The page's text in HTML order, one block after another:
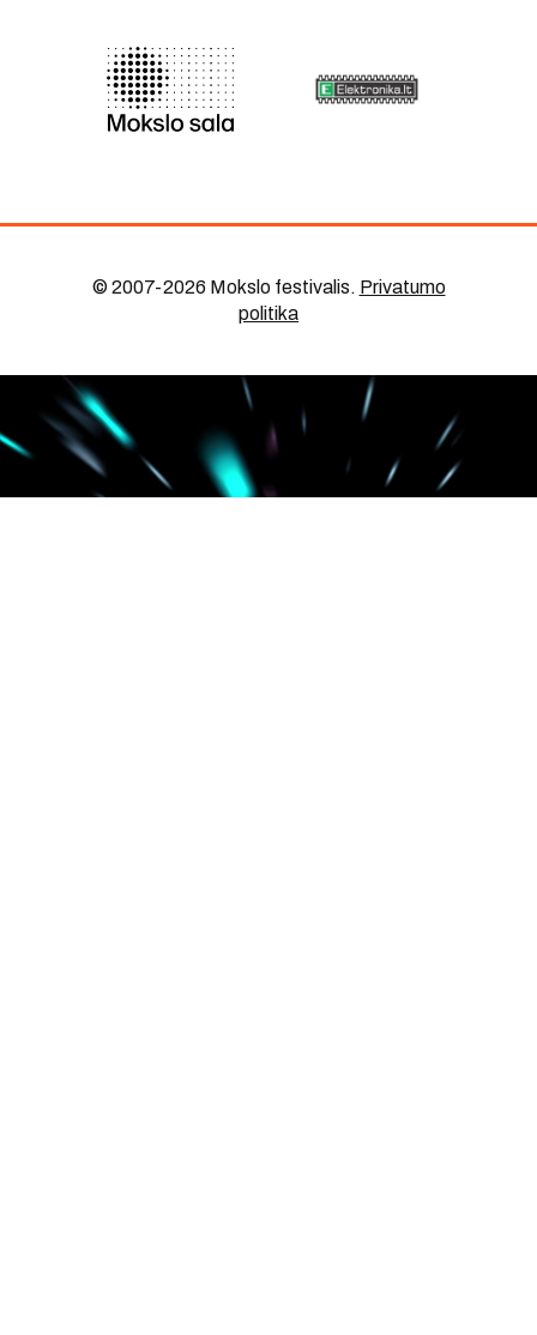
© 2007-2026 Mokslo festivalis. Privatumo
politika